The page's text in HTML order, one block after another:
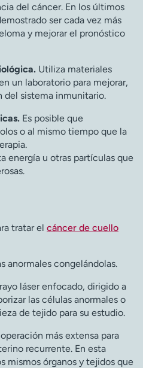
del cáncer. En los últimos
ser cada vez más
y mejorar el pronóstico
Utiliza materiales
un laboratorio para mejorar,
del sistema inmunitario.
Es posible que
o al mismo tiempo que la
energía u otras partículas que
tratar el cáncer de cuello
anormales congelándolas.
láser enfocado, dirigido a
las células anormales o
de tejido para su estudio.
más extensa para
recurrente. En esta
mismos órganos y tejidos que